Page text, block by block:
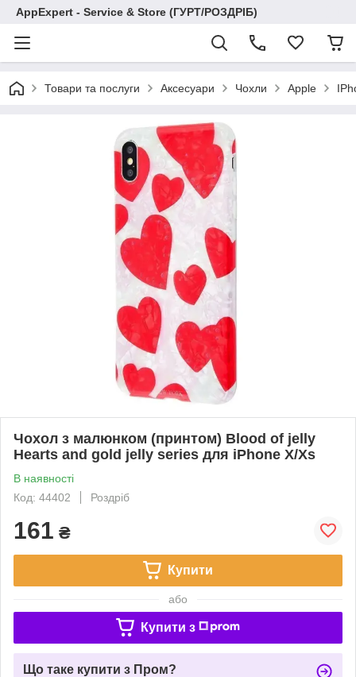
AppExpert - Service & Store (ГУРТ/РОЗДРІБ)
Товари та послуги Аксесуари Чохли Apple
Чохол з малюнком (принтом) Blood of jelly
Hearts and gold jelly series для iPhone X/Xs
В наявності
Код: 44402
Роздріб
161 ₴
Купити
або
Купити з
Що таке купити з Пром?